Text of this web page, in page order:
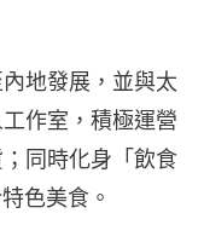
地發展，並與太
作室，積極運營
同時化身「飲食
色美食。